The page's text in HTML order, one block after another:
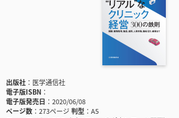
出版社
医学通信社
電子版ISBN
電子版発売日
2020/06/08
ページ数
273ページ判型
A5